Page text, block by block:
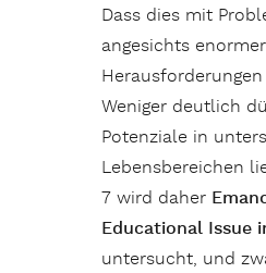
Dass dies mit
angesichts
Weniger deutlich
Potenziale in
Lebensbereichen
7 wird daher
Educational Issue
untersucht, und